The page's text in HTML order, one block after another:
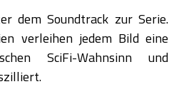
dem Soundtrack zur Serie.
verleihen jedem Bild eine
SciFi-Wahnsinn und